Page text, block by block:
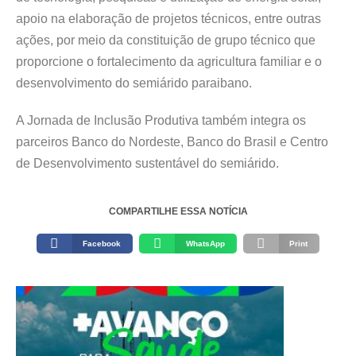
apoio na elaboração de projetos técnicos, entre outras
ações, por meio da constituição de grupo técnico que
proporcione o fortalecimento da agricultura familiar e o
desenvolvimento do semiárido paraibano.
A Jornada de Inclusão Produtiva também integra os
parceiros Banco do Nordeste, Banco do Brasil e Centro
de Desenvolvimento sustentável do semiárido.
COMPARTILHE ESSA NOTÍCIA
Facebook WhatsApp Print